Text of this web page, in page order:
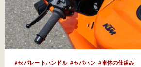
セパレートハンドル セパハン
車体の仕組み